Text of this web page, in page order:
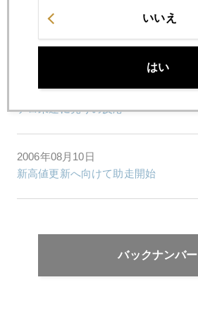
2006年08月17日
06年4－6月期 世界金需給レポート
2006年08月11日
テロ未遂に売りの反応
2006年08月10日
新高値更新へ向けて助走開始
バックナンバー
いいえ
はい